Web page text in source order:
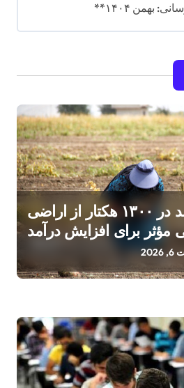
بهمن ۱۴۰۴**
کشت چغندرقند در ۱۳۰۰ هکتار از اراضی
مؤثر برای افزایش درآمد